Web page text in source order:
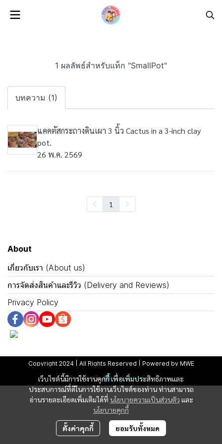
1 ผลลัพธ์สำหรับแท็ก "SmallPot"
บทความ (1)
แคคตัสกระถางดินเผา 3 นิ้ว Cactus in a 3-inch clay
pot.
26 พ.ค. 2569
1
เว็บไซต์นี้มีการใช้งานคุกกี้ เพื่อเพิ่มประสิทธิภาพและ
ประสบการณ์ที่ดีในการใช้งานเว็บไซต์ของท่าน ท่านสามารถ
อ่านรายละเอียดเพิ่มเติมได้ที่ นโยบายความเป็นส่วนตัว และ
นโยบายคุกกี้
ตั้งค่าคุกกี้ ยอมรับทั้งหมด
About
เกี่ยวกับเรา (About us)
การจัดส่งสินค้าและรีวิว (Delivery and Reviews)
Privacy Policy
Copyright 2024 | All Rights Reserved | Powered by MWE
Powered By MakeWebEasy